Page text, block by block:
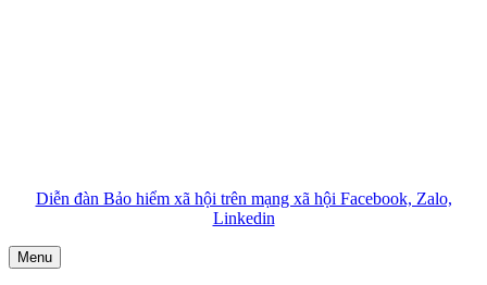
Diễn đàn Bảo hiểm xã hội trên mạng xã hội Facebook, Zalo,
Linkedin
Menu